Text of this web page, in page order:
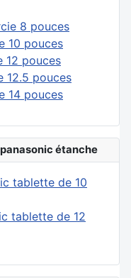
8 pouces
10 pouces
12 pouces
12.5 pouces
14 pouces
panasonic étanche
tablette de 10
tablette de 12